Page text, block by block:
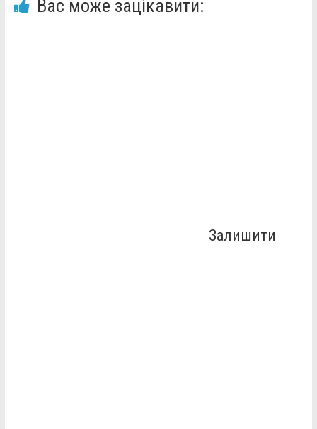
Вас може зацікавити:
Залишити